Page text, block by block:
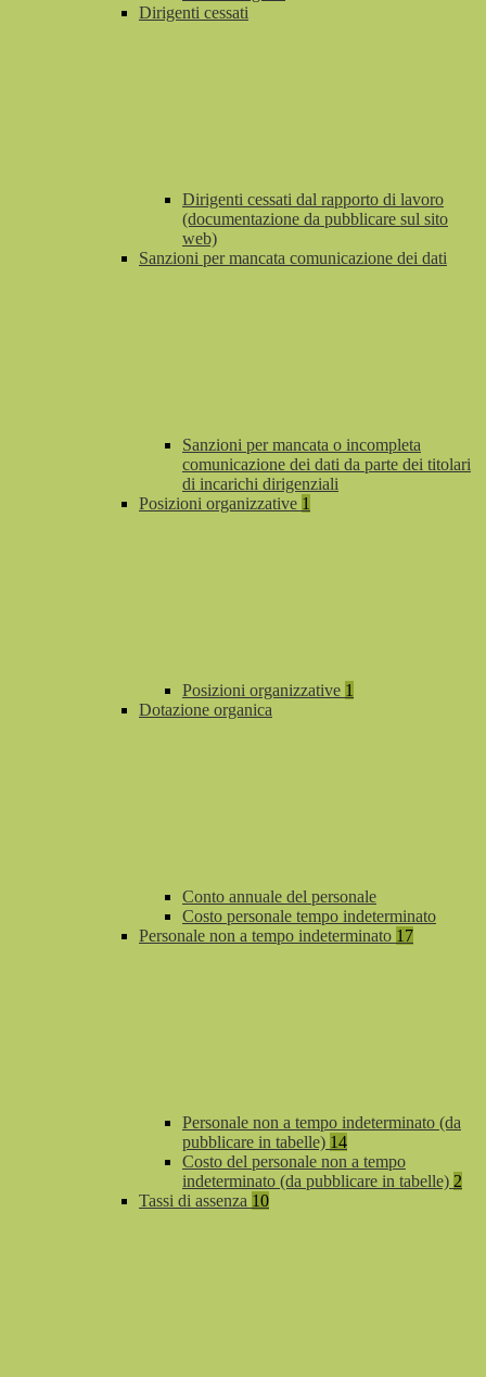
Dirigenti cessati
Dirigenti cessati dal rapporto di lavoro
(documentazione da pubblicare sul sito
web)
Sanzioni per mancata comunicazione dei dati
Sanzioni per mancata o incompleta
comunicazione dei dati da parte dei titolari
di incarichi dirigenziali
Posizioni organizzative 1
Posizioni organizzative 1
Dotazione organica
Conto annuale del personale
Costo personale tempo indeterminato
Personale non a tempo indeterminato 17
Personale non a tempo indeterminato (da
pubblicare in tabelle) 14
Costo del personale non a tempo
indeterminato (da pubblicare in tabelle) 2
Tassi di assenza 10